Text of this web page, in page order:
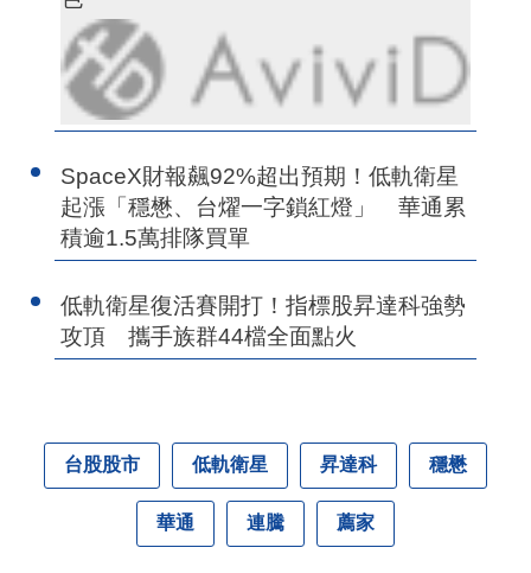
SpaceX財報飆92%超出預期！低軌衛星
起漲「穩懋、台燿一字鎖紅燈」 華通累
積逾1.5萬排隊買單
低軌衛星復活賽開打！指標股昇達科強勢
攻頂 攜手族群44檔全面點火
台股股市 低軌衛星 昇達科 穩懋
華通 連騰 薦家